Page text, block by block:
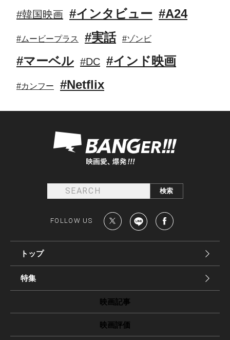
#韓国映画 #インタビュー #A24
#ムービープラス #実話 #ゾンビ
#マーベル #DC #インド映画
#カンフー #Netflix
FOLLOW US
トップ
特集
映画記事
映画評価